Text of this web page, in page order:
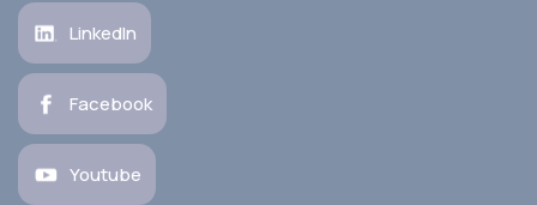
LinkedIn
Facebook
Youtube